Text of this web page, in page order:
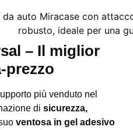
– Il miglior
prezzo
più venduto nel
di sicurezza,
ventosa in gel adesivo